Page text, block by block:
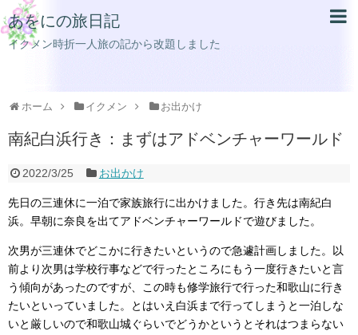
あをにの旅日記
イクメン時折一人旅の記から改題しました
ホーム イクメン お出かけ
南紀白浜行き：まずはアドベンチャーワールド
2022/3/25 お出かけ
先日の三連休に一泊で家族旅行に出かけました。行き先は南紀白
浜。早朝に奈良を出てアドベンチャーワールドで遊びました。
次男が三連休でどこかに行きたいというので急遽計画しました。以
前より次男は学校行事などで行ったところにもう一度行きたいと言
う傾向があったのですが、この時も修学旅行で行った和歌山に行き
たいといっていました。とはいえ白浜まで行ってしまうと一泊しな
いと厳しいので和歌山城ぐらいでどうかというとそれはつまらない